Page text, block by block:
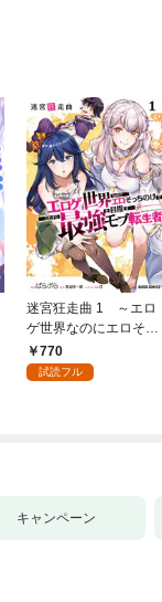
迷宮狂走曲 1 ～エロ
ゲ世界なのにエロそっ
ちのけでひたすら最強
を目指すモブ転生者～
770
試読フル
キャンペーン